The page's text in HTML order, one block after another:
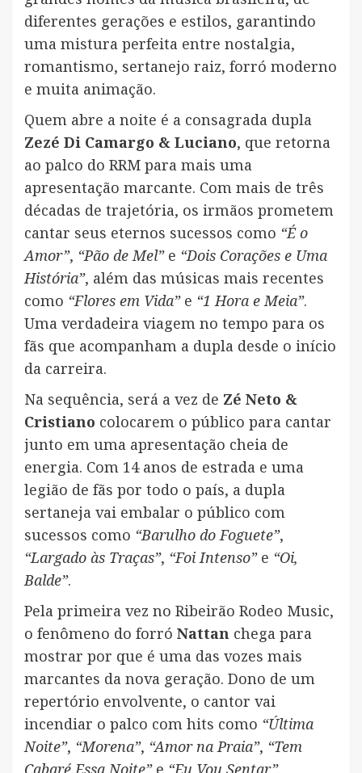
diferentes gerações e estilos, garantindo
uma mistura perfeita entre nostalgia,
romantismo, sertanejo raiz, forró moderno
e muita animação.
Quem abre a noite é a consagrada dupla
Zezé Di Camargo & Luciano, que retorna
ao palco do RRM para mais uma
apresentação marcante. Com mais de três
décadas de trajetória, os irmãos prometem
cantar seus eternos sucessos como “É o
Amor”, “Pão de Mel”e “Dois Corações e Uma
História”, além das músicas mais recentes
como “Flores em Vida”e “1 Hora e Meia”.
Uma verdadeira viagem no tempo para os
fãs que acompanham a dupla desde o início
da carreira.
Na sequência, será a vez de Zé Neto &
Cristiano colocarem o público para cantar
junto em uma apresentação cheia de
energia. Com 14 anos de estrada e uma
legião de fãs por todo o país, a dupla
sertaneja vai embalar o público com
sucessos como “Barulho do Foguete”,
“Largado às Traças”, “Foi Intenso”e “Oi,
Balde”.
Pela primeira vez no Ribeirão Rodeo Music,
o fenômeno do forró Nattan chega para
mostrar por que é uma das vozes mais
marcantes da nova geração. Dono de um
repertório envolvente, o cantor vai
incendiar o palco com hits como “Última
Noite”, “Morena”, “Amor na Praia”, “Tem